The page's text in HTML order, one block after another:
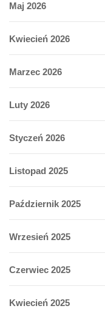
Maj 2026
Kwiecień 2026
Marzec 2026
Luty 2026
Styczeń 2026
Listopad 2025
Październik 2025
Wrzesień 2025
Czerwiec 2025
Kwiecień 2025